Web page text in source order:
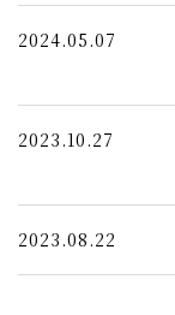
2024.05.07
2023.10.27
2023.08.22